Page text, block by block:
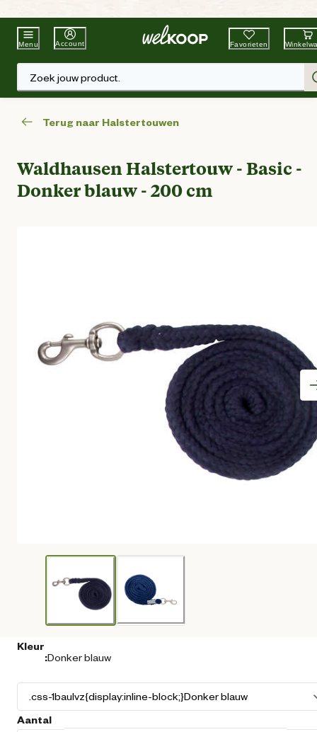
Beste WinkelketenTuin & Dier
Menu Account Favorieten
Zoek jouw product.
Terug naar Halstertouwen
Waldhausen Halstertouw - Basic -
Donker blauw - 200 cm
Kleur
:Donker blauw
Aantal